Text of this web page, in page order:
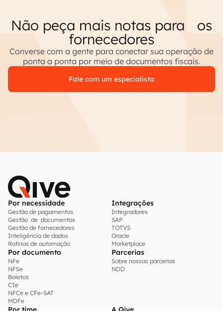
Não peça mais notas para os
fornecedores
Converse com a gente para conectar sua operação de
ponta a ponta por meio de documentos fiscais.
Fale com um especialista
Por necessidade
Gestão de pagamentos
Gestão de documentos
Gestão de fornecedores
Inteligência de dados
Rotinas de automação
Integrações
Integradores
SAP
TOTVS
Oracle
Marketplace
Por documento
NFe
NFSe
Boletos
CTe
NFCe e CFe-SAT
MDFe
Parcerias
Sobre nossas parcerias
NDD